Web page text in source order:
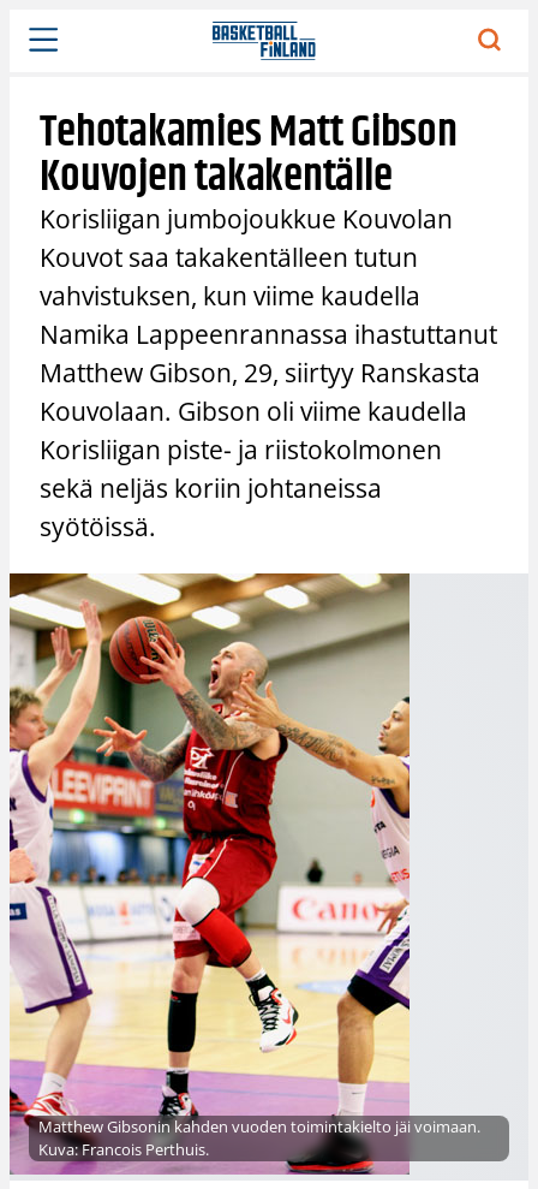
Siirry
sisältöön
Tehotakamies Matt Gibson
Kouvojen takakentälle
Korisliigan jumbojoukkue Kouvolan
Kouvot saa takakentälleen tutun
vahvistuksen, kun viime kaudella
Namika Lappeenrannassa ihastuttanut
Matthew Gibson, 29, siirtyy Ranskasta
Kouvolaan. Gibson oli viime kaudella
Korisliigan piste- ja riistokolmonen
sekä neljäs koriin johtaneissa
syötöissä.
Matthew Gibsonin kahden vuoden toimintakielto jäi voimaan.
Kuva: Francois Perthuis.